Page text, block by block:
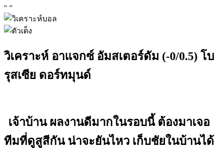
" "
วิเคราะห์ อาแจกซ์ อัมสเตอร์ดัม (-0/0.5) โบ
รุสเซีย ดอร์ทมุนด์
เจ้าบ้าน ผลงานดีมากในรอบนี้ ต้องมาเจอ
ทีมที่ดูสูสีกัน น่าจะยันไหว เก็บชัยในบ้านได้